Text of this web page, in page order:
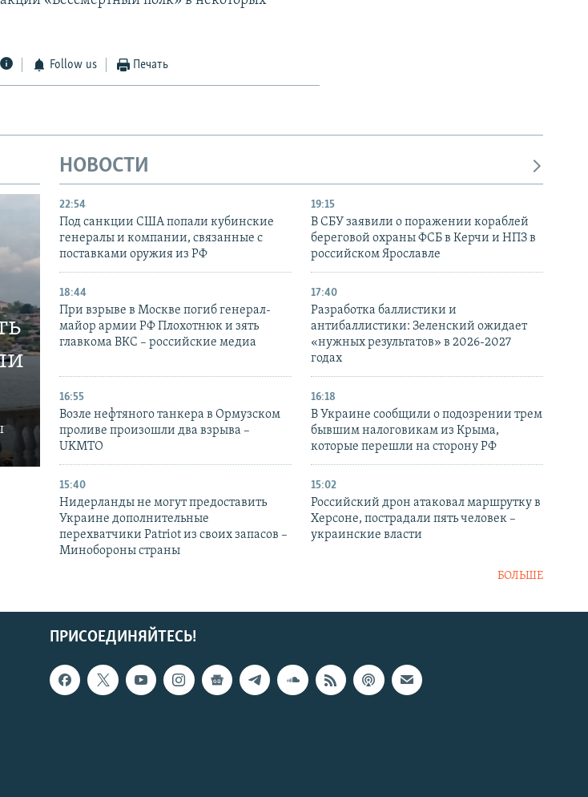
Follow us Печать
НОВОСТИ
22:54
Под санкции США попали кубинские
генералы и компании, связанные с
поставками оружия из РФ
19:15
В СБУ заявили о поражении кораблей
береговой охраны ФСБ в Керчи и НПЗ в
российском Ярославле
18:44
При взрыве в Москве погиб генерал-
майор армии РФ Плохотнюк и зять
главкома ВКС – российские медиа
17:40
Разработка баллистики и
антибаллистики: Зеленский ожидает
«нужных результатов» в 2026-2027
годах
16:55
Возле нефтяного танкера в Ормузском
проливе произошли два взрыва –
UKMTO
16:18
В Украине сообщили о подозрении трем
бывшим налоговикам из Крыма,
которые перешли на сторону РФ
15:40
Нидерланды не могут предоставить
Украине дополнительные
перехватчики Patriot из своих запасов –
Минобороны страны
15:02
Российский дрон атаковал маршрутку в
Херсоне, пострадали пять человек –
украинские власти
БОЛЬШЕ
ПРИСОЕДИНЯЙТЕСЬ!